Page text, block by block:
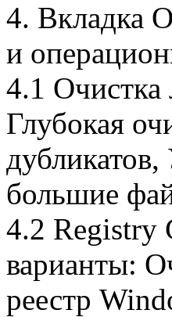
4. Вкладка
и
4.1 Очистка
Глубокая
большие
4.2 Registry
варианты:
реестр